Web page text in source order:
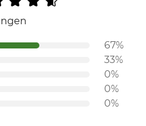
67%
33%
0%
0%
0%